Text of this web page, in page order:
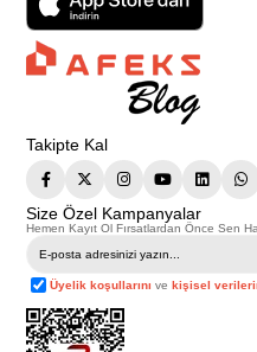
Takipte Kal
Size Özel Kampanyalar
Hemen Kayıt Ol Fırsatlardan Önce Sen
Üyelik koşullarını vekişisel